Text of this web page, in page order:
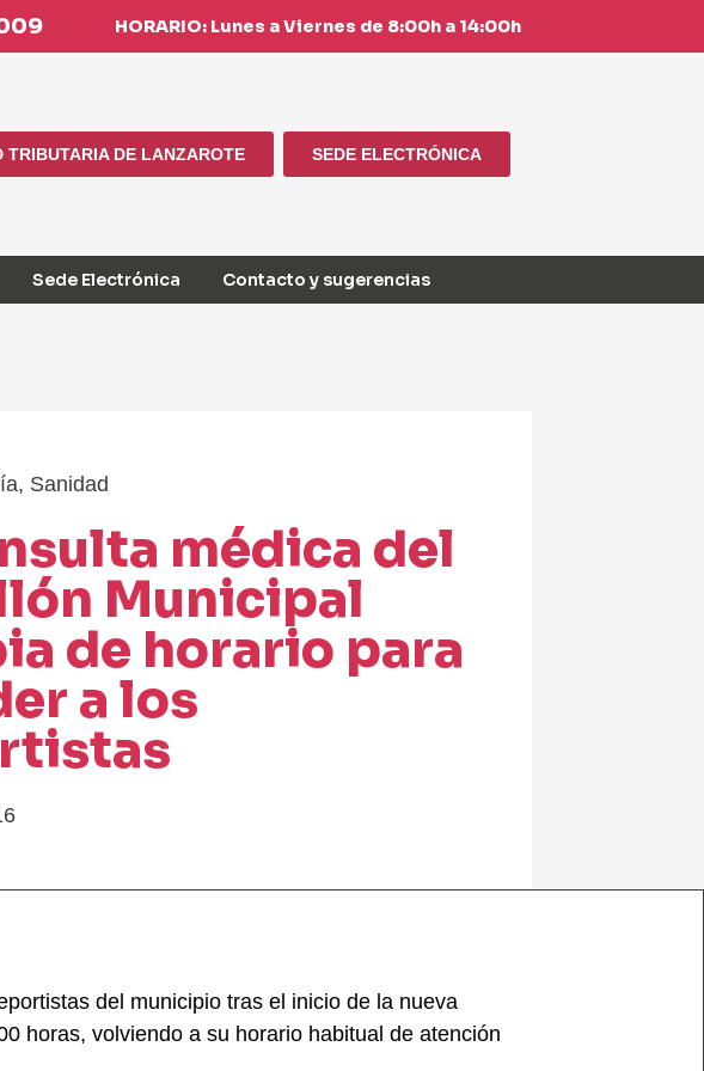
HORARIO: Lunes a Viernes de 8:00h a 14:00h
TRIBUTARIA DE LANZAROTE SEDE ELECTRÓNICA
Sede Electrónica Contacto y sugerencias
, Sanidad
médica del
Municipal
de horario para
a los
del municipio tras el inicio de la nueva
horas, volviendo a su horario habitual de atención